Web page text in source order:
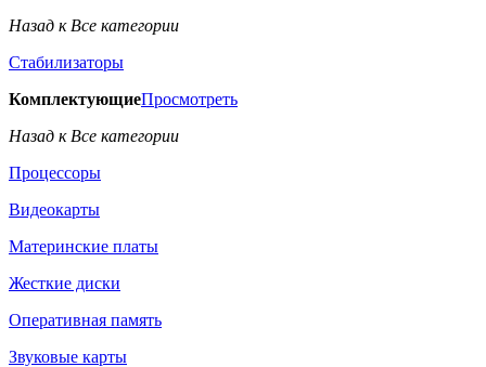
Назад к Все категории
Стабилизаторы
КомплектующиеПросмотреть
Назад к Все категории
Процессоры
Видеокарты
Материнские платы
Жесткие диски
Оперативная память
Звуковые карты